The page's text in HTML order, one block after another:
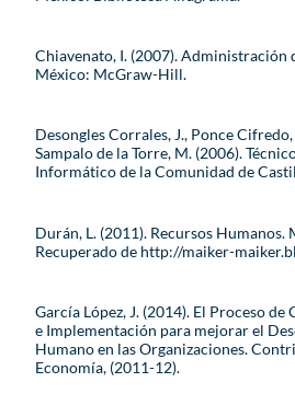
Chiavenato, I. (2007). Administración
México: McGraw-Hill.
Desongles Corrales, J., Ponce
Sampalo de la Torre, M. (2006).
Informático de la Comunidad de
Durán, L. (2011). Recursos Humanos.
Recuperado de http://maiker-
García López, J. (2014). El Proceso de
e Implementación para mejorar el
Humano en las Organizaciones.
Economía, (2011-12).